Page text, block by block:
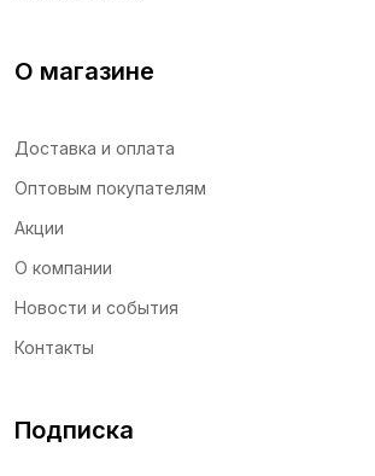
Прокладки
Сальники
Трубки и РВД
О магазине
Доставка и оплата
Оптовым покупателям
Акции
О компании
Новости и события
Контакты
Подписка